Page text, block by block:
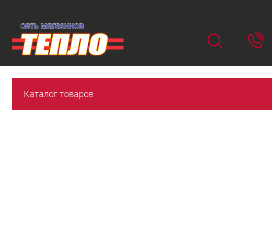
Каталог товаров